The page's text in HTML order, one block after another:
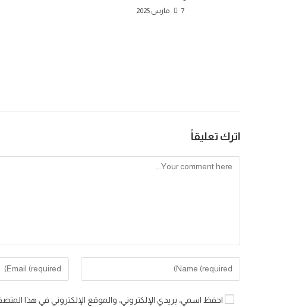
7 مارس 2025
اترك تعليقاً
Comment
Enter
your
name
Enter
your
احفظ اسمي، بريدي الإلكتروني، والموقع الإلكتروني في هذا